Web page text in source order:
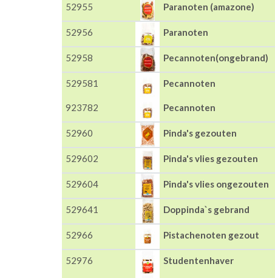
52955 Paranoten (amazone)
52956 Paranoten
52958 Pecannoten(ongebrand)
529581 Pecannoten
923782 Pecannoten
52960 Pinda's gezouten
529602 Pinda's vlies gezouten
529604 Pinda's vlies ongezouten
529641 Doppinda`s gebrand
52966 Pistachenoten gezout
52976 Studentenhaver